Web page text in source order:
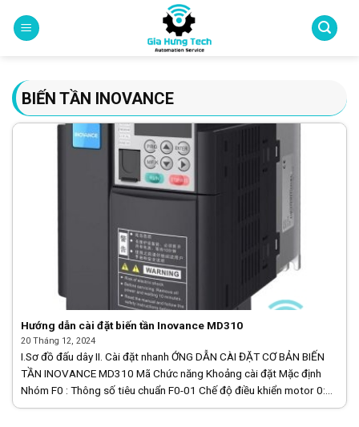
BIẾN TẦN INOVANCE
Hướng dẫn cài đặt biến tần Inovance MD310
20 Tháng 12, 2024
I.Sơ đồ đấu dây II. Cài đặt nhanh ỚNG DẪN CÀI ĐẶT CƠ BẢN BIẾN
TẦN INOVANCE MD310 Mã Chức năng Khoảng cài đặt Mặc định
Nhóm F0 : Thông số tiêu chuẩn F0-01 Chế độ điều khiển motor 0:
[...]